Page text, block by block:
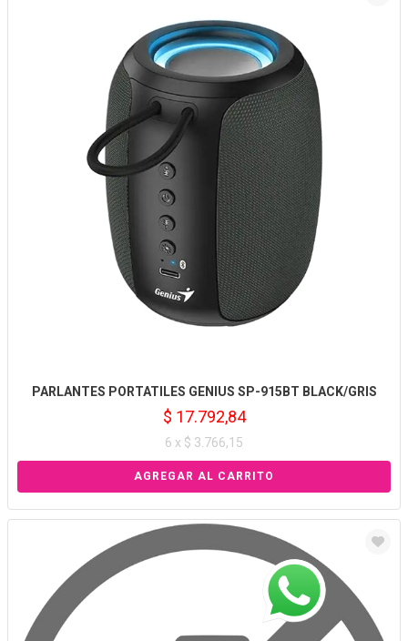
PARLANTES PORTATILES GENIUS SP-915BT BLACK/GRIS
$ 17.792,84
6 x $ 3.766,15